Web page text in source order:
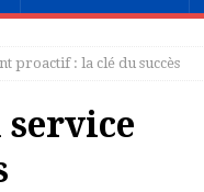
proactif : la clé du succès
service